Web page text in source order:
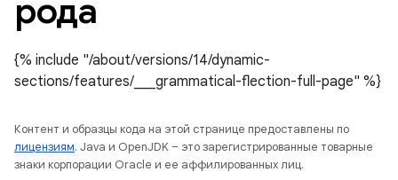
рода
{% include "/about/versions/14/dynamic-
sections/features/___grammatical-flection-full-page" %}
Контент и образцы кода на этой странице предоставлены по
лицензиям. Java и OpenJDK – это зарегистрированные товарные
знаки корпорации Oracle и ее аффилированных лиц.